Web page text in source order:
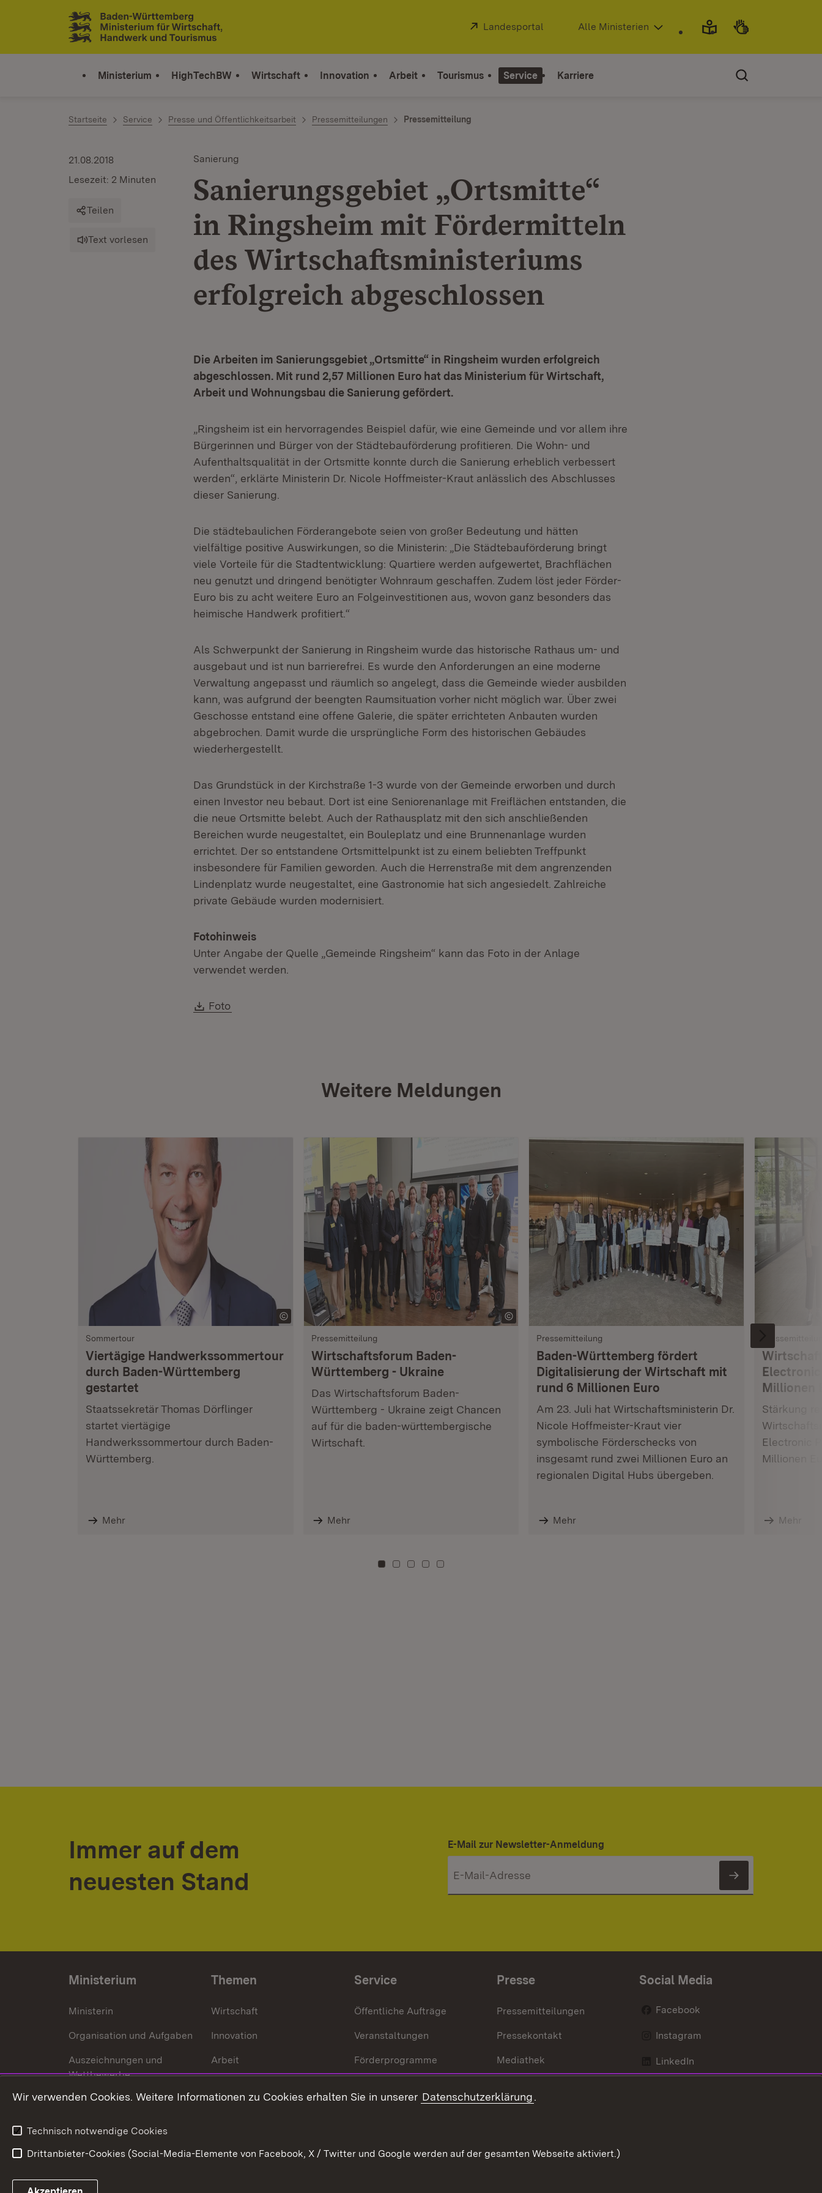
Zum Inhalt springen
Link zur Startseite
Extern:
Landesportal (Öffnet in neuem Fenster)
Alle Ministerien
Ministerium HighTechBW Wirtschaft Innovation Arbeit Tourismus Service Karriere
Startseite Service Presse und Öffentlichkeitsarbeit Pressemitteilungen Pressemitteilung
Sanierung
Sanierungsgebiet „Ortsmitte“
in Ringsheim mit Fördermitteln
des Wirtschaftsministeriums
erfolgreich abgeschlossen
21.08.2018
Lesezeit: 2 Minuten
Teilen
Text vorlesen
Die Arbeiten im Sanierungsgebiet „Ortsmitte“ in Ringsheim wurden erfolgreich
abgeschlossen. Mit rund 2,57 Millionen Euro hat das Ministerium für Wirtschaft,
Arbeit und Wohnungsbau die Sanierung gefördert.
„Ringsheim ist ein hervorragendes Beispiel dafür, wie eine Gemeinde und vor allem ihre
Bürgerinnen und Bürger von der Städtebauförderung profitieren. Die Wohn- und
Aufenthaltsqualität in der Ortsmitte konnte durch die Sanierung erheblich verbessert
werden“, erklärte Ministerin Dr. Nicole Hoffmeister-Kraut anlässlich des Abschlusses
dieser Sanierung.
Die städtebaulichen Förderangebote seien von großer Bedeutung und hätten
vielfältige positive Auswirkungen, so die Ministerin: „Die Städtebauförderung bringt
viele Vorteile für die Stadtentwicklung: Quartiere werden aufgewertet, Brachflächen
neu genutzt und dringend benötigter Wohnraum geschaffen. Zudem löst jeder Förder-
Euro bis zu acht weitere Euro an Folgeinvestitionen aus, wovon ganz besonders das
heimische Handwerk profitiert.“
Als Schwerpunkt der Sanierung in Ringsheim wurde das historische Rathaus um- und
ausgebaut und ist nun barrierefrei. Es wurde den Anforderungen an eine moderne
Verwaltung angepasst und räumlich so angelegt, dass die Gemeinde wieder ausbilden
kann, was aufgrund der beengten Raumsituation vorher nicht möglich war. Über zwei
Geschosse entstand eine offene Galerie, die später errichteten Anbauten wurden
abgebrochen. Damit wurde die ursprüngliche Form des historischen Gebäudes
wiederhergestellt.
Das Grundstück in der Kirchstraße 1-3 wurde von der Gemeinde erworben und durch
einen Investor neu bebaut. Dort ist eine Seniorenanlage mit Freiflächen entstanden, die
die neue Ortsmitte belebt. Auch der Rathausplatz mit den sich anschließenden
Bereichen wurde neugestaltet, ein Bouleplatz und eine Brunnenanlage wurden
errichtet. Der so entstandene Ortsmittelpunkt ist zu einem beliebten Treffpunkt
insbesondere für Familien geworden. Auch die Herrenstraße mit dem angrenzenden
Lindenplatz wurde neugestaltet, eine Gastronomie hat sich angesiedelt. Zahlreiche
private Gebäude wurden modernisiert.
Fotohinweis
Unter Angabe der Quelle „Gemeinde Ringsheim“ kann das Foto in der Anlage
verwendet werden.
Download:
Foto
Weitere Meldungen
Sommertour
Viertägige Handwerkssommertour
durch Baden-Württemberg
gestartet
Staatssekretär Thomas Dörflinger
startet viertägige
Handwerkssommertour durch Baden-
Württemberg.
Mehr
Pressemitteilung
Wirtschaftsforum Baden-
Württemberg - Ukraine
Das Wirtschaftsforum Baden-
Württemberg - Ukraine zeigt Chancen
auf für die baden-württembergische
Wirtschaft.
Mehr
Pressemitteilung
Baden-Württemberg fördert
Digitalisierung der Wirtschaft mit
rund 6 Millionen Euro
Am 23. Juli hat Wirtschaftsministerin Dr.
Nicole Hoffmeister-Kraut vier
symbolische Förderschecks von
insgesamt rund zwei Millionen Euro an
regionalen Digital Hubs übergeben.
Mehr
Millionen
Stärkung
Electronic
Millionen
Mehr
Zu Kachel: 0
Zu Kachel: 3
Zu Kachel: 6
Zu Kachel: 9
Zu Kachel: 12
Immer auf dem
neuesten Stand
E-Mail zur Newsletter-Anmeldung
Newsletter
Ministerium
Ministerin
Organisation und Aufgaben
Auszeichnungen und
Wettbewerbe
Themen
Wirtschaft
Innovation
Arbeit
Service
Öffentliche Aufträge
Veranstaltungen
Förderprogramme
Presse
Pressemitteilungen
Pressekontakt
Mediathek
Social Media
Facebook
Instagram
LinkedIn
Wir verwenden Cookies. Weitere Informationen zu Cookies erhalten Sie in unserer Datenschutzerklärung.
Technisch notwendige Cookies
Drittanbieter-Cookies (Social-Media-Elemente von Facebook, X / Twitter und Google werden auf der gesamten Webseite aktiviert.)